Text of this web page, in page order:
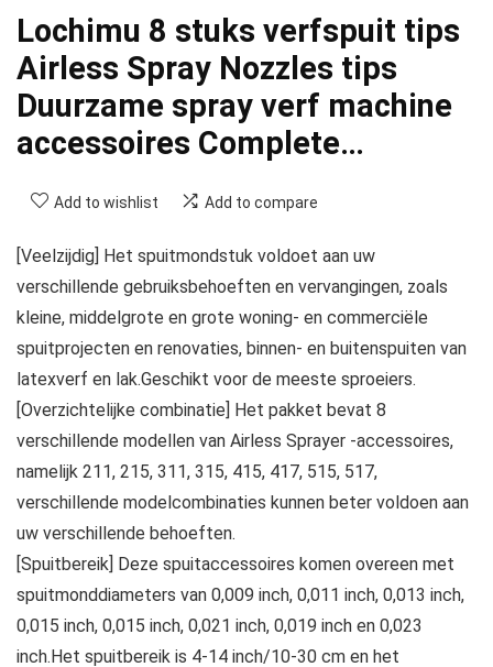
Lochimu 8 stuks verfspuit tips
Airless Spray Nozzles tips
Duurzame spray verf machine
accessoires Complete…
Add to wishlist Add to compare
[Veelzijdig] Het spuitmondstuk voldoet aan uw
verschillende gebruiksbehoeften en vervangingen, zoals
kleine, middelgrote en grote woning- en commerciële
spuitprojecten en renovaties, binnen- en buitenspuiten van
latexverf en lak.Geschikt voor de meeste sproeiers.
[Overzichtelijke combinatie] Het pakket bevat 8
verschillende modellen van Airless Sprayer -accessoires,
namelijk 211, 215, 311, 315, 415, 417, 515, 517,
verschillende modelcombinaties kunnen beter voldoen aan
uw verschillende behoeften.
[Spuitbereik] Deze spuitaccessoires komen overeen met
spuitmonddiameters van 0,009 inch, 0,011 inch, 0,013 inch,
0,015 inch, 0,015 inch, 0,021 inch, 0,019 inch en 0,023
inch.Het spuitbereik is 4-14 inch/10-30 cm en het